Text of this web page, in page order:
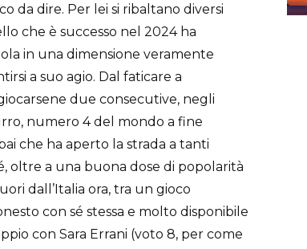
da dire. Per lei si ribaltano diversi
che è successo nel 2024 ha
in una dimensione veramente
a suo agio. Dal faticare a
due consecutive, negli
numero 4 del mondo a fine
che ha aperto la strada a tanti
oltre a una buona dose di popolarità
dall’Italia ora, tra un gioco
con sé stessa e molto disponibile
con Sara Errani (voto 8, per come